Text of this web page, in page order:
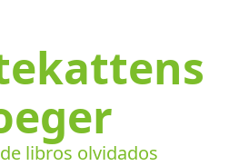
libros olvidados